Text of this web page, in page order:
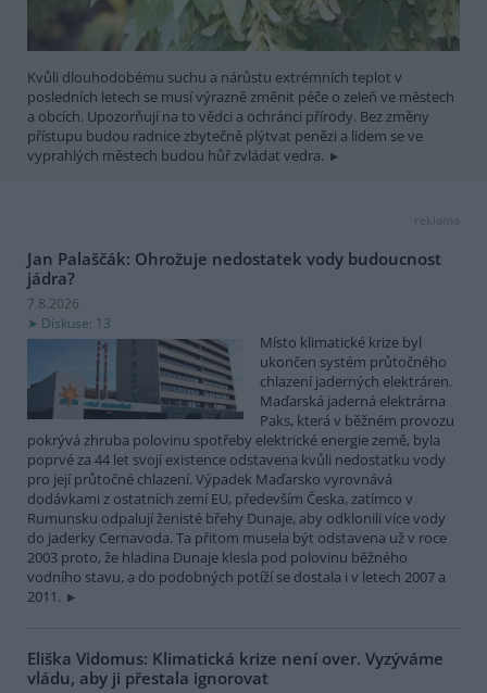
Kvůli dlouhodobému suchu a nárůstu extrémních teplot v
posledních letech se musí výrazně změnit péče o zeleň ve městech
a obcích. Upozorňují na to vědci a ochránci přírody. Bez změny
přístupu budou radnice zbytečně plýtvat penězi a lidem se ve
vyprahlých městech budou hůř zvládat vedra.
reklama
Jan Palaščák: Ohrožuje nedostatek vody budoucnost
jádra?
7.8.2026
Diskuse: 13
Místo klimatické krize byl
ukončen systém průtočného
chlazení jaderných elektráren.
Maďarská jaderná elektrárna
Paks, která v běžném provozu
pokrývá zhruba polovinu spotřeby elektrické energie země, byla
poprvé za 44 let svojí existence odstavena kvůli nedostatku vody
pro její průtočné chlazení. Výpadek Maďarsko vyrovnává
dodávkami z ostatních zemí EU, především Česka, zatímco v
Rumunsku odpalují ženisté břehy Dunaje, aby odklonili více vody
do jaderky Cernavoda. Ta přitom musela být odstavena už v roce
2003 proto, že hladina Dunaje klesla pod polovinu běžného
vodního stavu, a do podobných potíží se dostala i v letech 2007 a
2011.
Eliška Vidomus: Klimatická krize není over. Vyzýváme
vládu, aby ji přestala ignorovat